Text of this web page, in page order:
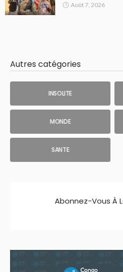
Août 7, 2026
Autres catégories
INSOLITE
MONDE
SANTE
Abonnez-Vous À